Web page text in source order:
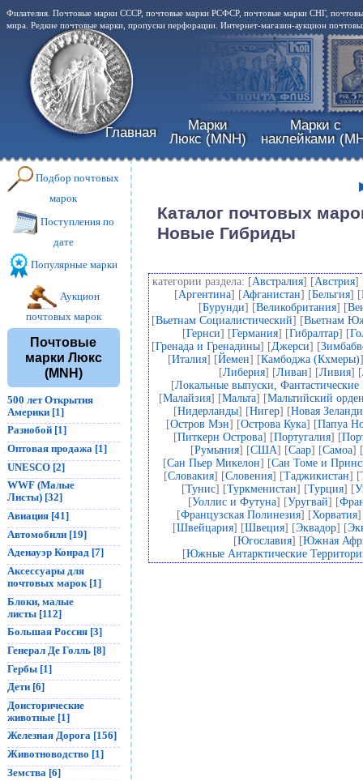
Филателия. Почтовые марки СССР, почтовые марки РСФСР, почтовые марки СНГ,
мира. Редкие почтовые марки, пропуски перфорации. Интернет-магазин-аукцион
Главная
Марки
Люкс (MNH)
Марки с
наклейками
Подбор почтовых
марок
Поступления по
дате
Популярные марки
Аукцион
почтовых марок
Почтовые
марки Люкс
(MNH)
500 лет Открытия
Америки [1]
Разнобой [1]
Оптовая продажа [1]
UNESCO [2]
WWF (Малые
Листы) [32]
Авиация [41]
Автомобили [19]
Аденауэр Конрад [7]
Аксессуары для
почтовых марок [1]
Блоки, малые
листы [112]
Большая Россия [3]
Генерал Де Голль [8]
Гербы [1]
Дети [6]
Доисторические
животные [1]
Железная Дорога [156]
Животноводство [1]
Земства [6]
Каталог почтовых
Новые Гибриды
категории раздела: [Австралия] [Австрия]
[Аргентина] [Афганистан] [Бельгия] [
[Бурунди] [Великобритания] [
[Вьетнам Социалистический] [Вьетнам
[Гернси] [Германия] [Гибралтар] [
[Гренада и Гренадины] [Джерси] [
[Италия] [Йемен] [Камбоджа (Кхмеры)
[Либерия] [Ливан] [Ливия] [
[Локальные выпуски,
[Малайзия] [Мальта] [Мальтийский
[Нидерланды] [Нигер] [Новая
[Остров Мэн] [Острова Кука] [Папуа
[Питкерн Острова] [Португалия] [
[Румыния] [США] [Саар] [Самоа] [
[Сан Пьер Микелон] [Сан Томе и
[Словакия] [Словения] [Таджикистан] [
[Тунис] [Туркменистан] [Турция] [
[Уоллис и Футуна] [Уругвай] [
[Французская Полинезия] [Хорватия]
[Швейцария] [Швеция] [Эквадор] [
[Югославия] [Южная
[Южные Антарктические